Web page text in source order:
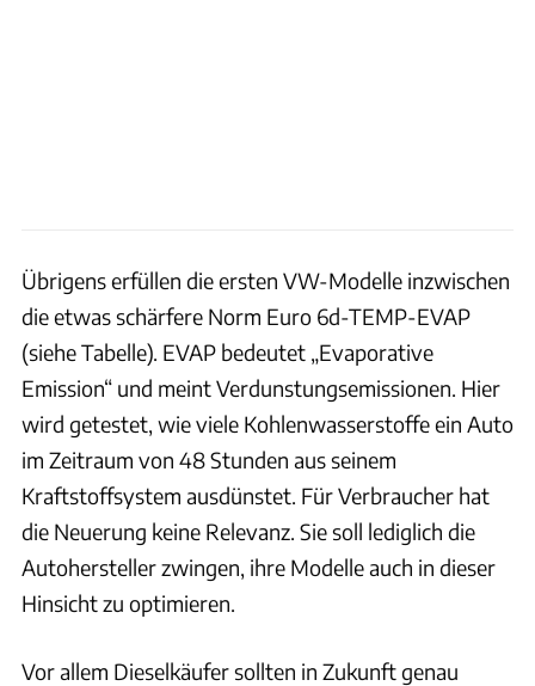
Übrigens erfüllen die ersten VW-Modelle inzwischen
die etwas schärfere Norm Euro 6d-TEMP-EVAP
(siehe Tabelle). EVAP bedeutet „Evaporative
Emission“ und meint Verdunstungsemissionen. Hier
wird getestet, wie viele Kohlenwasserstoffe ein Auto
im Zeitraum von 48 Stunden aus seinem
Kraftstoffsystem ausdünstet. Für Verbraucher hat
die Neuerung keine Relevanz. Sie soll lediglich die
Autohersteller zwingen, ihre Modelle auch in dieser
Hinsicht zu optimieren.
Vor allem Dieselkäufer sollten in Zukunft genau